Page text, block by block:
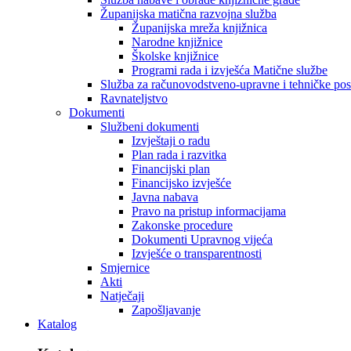
Županijska matična razvojna služba
Županijska mreža knjižnica
Narodne knjižnice
Školske knjižnice
Programi rada i izvješća Matične službe
Služba za računovodstveno-upravne i tehničke
Ravnateljstvo
Dokumenti
Službeni dokumenti
Izvještaji o radu
Plan rada i razvitka
Financijski plan
Financijsko izvješće
Javna nabava
Pravo na pristup informacijama
Zakonske procedure
Dokumenti Upravnog vijeća
Izvješće o transparentnosti
Smjernice
Akti
Natječaji
Zapošljavanje
Katalog